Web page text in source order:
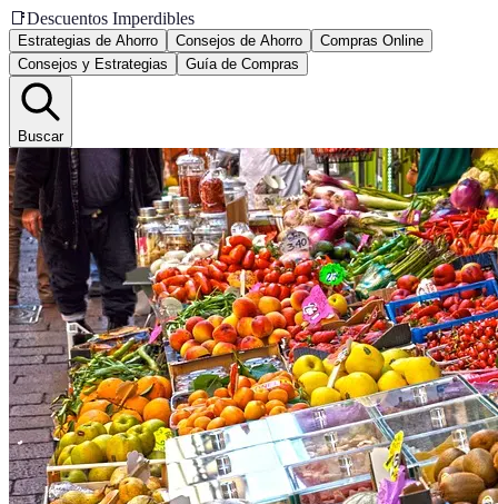
📑Descuentos Imperdibles
Estrategias de Ahorro Consejos de Ahorro
Compras Online
Consejos y Estrategias
Guía de Compras
Buscar